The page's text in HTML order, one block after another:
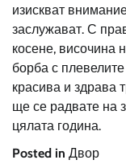
изискват
заслужават. С
косене, височина
борба с
красива и здрава
ще се радвате на
цялата година.
Posted in Двор